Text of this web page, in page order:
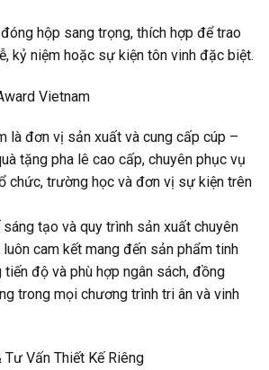
hộp sang trọng, thích hợp để trao
kỷ niệm hoặc sự kiện tôn vinh đặc biệt.
Vietnam
là đơn vị sản xuất và cung cấp cúp –
tặng pha lê cao cấp, chuyên phục vụ
chức, trường học và đơn vị sự kiện trên
tạo và quy trình sản xuất chuyên
cam kết mang đến sản phẩm tinh
tiến độ và phù hợp ngân sách, đồng
trong mọi chương trình tri ân và vinh
Vấn Thiết Kế Riêng